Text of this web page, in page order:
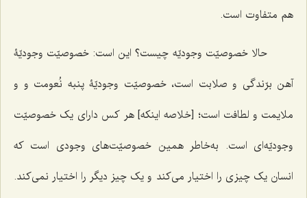
هم متفاوت است.
حالا خصوصیّت وجودیّه چیست؟ این است: خصوصیّت وجودیّۀ
آهن برّندگی و صلابت است، خصوصیّت وجودیّۀ پنبه نُعومت و و
ملایمت و لطافت است؛ [خلاصه اینکه] هر کس دارای یک خصوصیّت
وجودیّه‌ای است. به‌خاطر همین خصوصیّت‌های وجودی است که
انسان یک چیزی را اختیار می‌کند و یک چیز دیگر را اختیار نمی‌کند.